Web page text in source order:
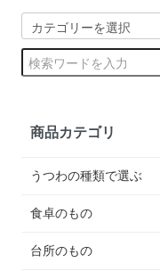
商品カテゴリ
うつわの種類で選ぶ
食卓のもの
台所のもの